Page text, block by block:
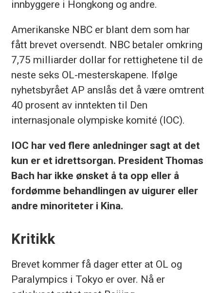
innbyggere i Hongkong og andre.
Amerikanske NBC er blant dem som har
fått brevet oversendt. NBC betaler omkring
7,75 milliarder dollar for rettighetene til de
neste seks OL-mesterskapene. Ifølge
nyhetsbyrået AP anslås det å være omtrent
40 prosent av inntekten til Den
internasjonale olympiske komité (IOC).
IOC har ved flere anledninger sagt at det
kun er et idrettsorgan. President Thomas
Bach har ikke ønsket å ta opp eller å
fordømme behandlingen av uigurer eller
andre minoriteter i Kina.
Kritikk
Brevet kommer få dager etter at OL og
Paralympics i Tokyo er over. Nå er